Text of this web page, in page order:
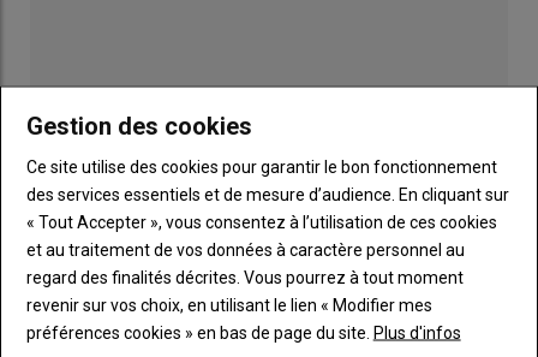
Publicité
Vous êtes abonné(e)
Gestion des cookies
Ce site utilise des cookies pour garantir le bon fonctionnement
des services essentiels et de mesure d’audience. En cliquant sur
« Tout Accepter », vous consentez à l’utilisation de ces cookies
et au traitement de vos données à caractère personnel au
regard des finalités décrites. Vous pourrez à tout moment
revenir sur vos choix, en utilisant le lien « Modifier mes
préférences cookies » en bas de page du site. Plus d'infos